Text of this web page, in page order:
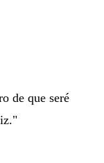
de que seré